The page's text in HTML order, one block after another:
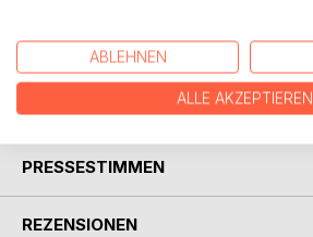
eigenen Lebens zu erkennen?
PRESSESTIMMEN
REZENSIONEN
ABLEHNEN
ALLE AKZEPTIEREN